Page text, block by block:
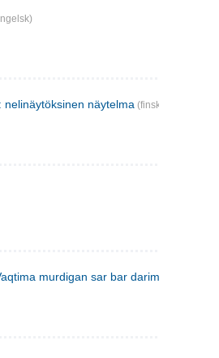
nelinäytöksinen näytelma (finsk)
murdigan sar bar darim